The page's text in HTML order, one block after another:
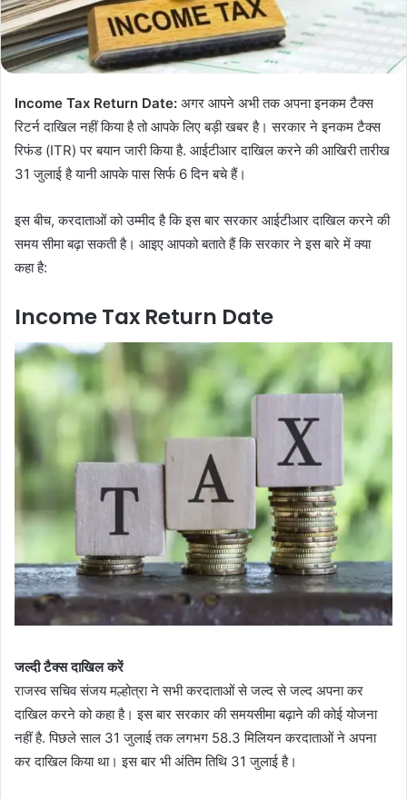
Income Tax Return Date: अगर आपने अभी तक अपना इनकम टैक्स
रिटर्न दाखिल नहीं किया है तो आपके लिए बड़ी खबर है। सरकार ने इनकम टैक्स
रिफंड (ITR) पर बयान जारी किया है. आईटीआर दाखिल करने की आखिरी तारीख
31 जुलाई है यानी आपके पास सिर्फ 6 दिन बचे हैं।
इस बीच, करदाताओं को उम्मीद है कि इस बार सरकार आईटीआर दाखिल करने की
समय सीमा बढ़ा सकती है। आइए आपको बताते हैं कि सरकार ने इस बारे में क्या
कहा है:
Income Tax Return Date
जल्दी टैक्स दाखिल करें
राजस्व सचिव संजय मल्होत्रा ​​ने सभी करदाताओं से जल्द से जल्द अपना कर
दाखिल करने को कहा है। इस बार सरकार की समयसीमा बढ़ाने की कोई योजना
नहीं है. पिछले साल 31 जुलाई तक लगभग 58.3 मिलियन करदाताओं ने अपना
कर दाखिल किया था। इस बार भी अंतिम तिथि 31 जुलाई है।